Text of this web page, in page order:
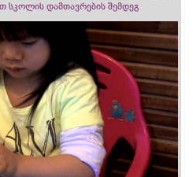
სკოლის დამთავრების შემდეგ